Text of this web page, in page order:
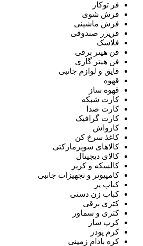
فر توکار
فرش شوی
فرش ماشینی
فریزر صندوقی
فلاسک
فن هیتر برقی
فن هیتر گازی
قایق و لوازم جانبی
قهوه
قهوه ساز
کارت شبکه
کارت صدا
کارت گرافیک
کارواش
کاغذ سرخ کن
کالاهای سوپرمارکتی
کالای دیجیتال
کالسکه و کریر
کامپیوتر و تجهیزات جانبی
کباب پز
کباب زن دستی
کتری برقی
کتری و سماور
کرپ ساز
کرم پودر
کره بادام زمینی